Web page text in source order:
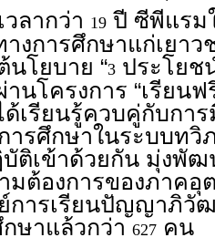
ลากว่า 19 ปี ซีพีแรม
างการศึกษาแก่เยา
นโยบาย “3 ประโยช
โครงการ “เรียนฟ
ด้เรียนรู้ควบคู่กับกา
ารศึกษาในระบบท
ติเข้าด้วยกัน มุ่งพั
มต้องการของภาคอุ
การเรียนปัญญาภิวั
ษาแล้วกว่า 627 คน